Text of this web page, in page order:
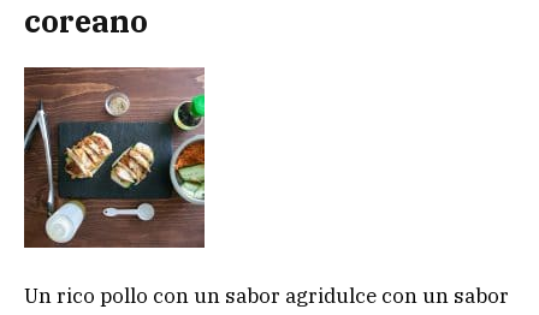
coreano
Un rico pollo con un sabor agridulce con un sabor